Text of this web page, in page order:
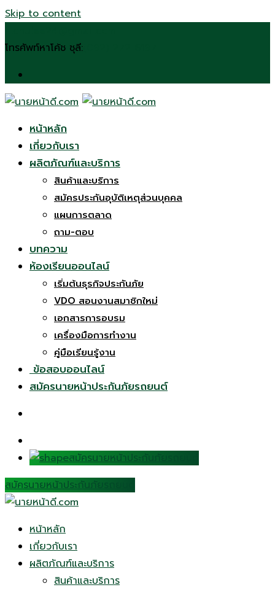
Skip to content
โทรศัพท์หาโค้ช ชุลี:
หน้าหลัก
เกี่ยวกับเรา
ผลิตภัณฑ์และบริการ
สินค้าและบริการ
สมัครประกันอุบัติเหตุส่วนบุคคล
แผนการตลาด
ถาม-ตอบ
บทความ
ห้องเรียนออนไลน์
เริ่มต้นธุรกิจประกันภัย
VDO สอนงานสมาชิกใหม่
เอกสารการอบรม
เครื่องมือการทำงาน
คู่มือเรียนรู้งาน
ข้อสอบออนไลน์
สมัครนายหน้าประกันภัยรถยนต์
สมัครนายหน้าประกันภัยรถยนต์
สมัครนายหน้าประกันภัยรถยนต์
หน้าหลัก
เกี่ยวกับเรา
ผลิตภัณฑ์และบริการ
สินค้าและบริการ